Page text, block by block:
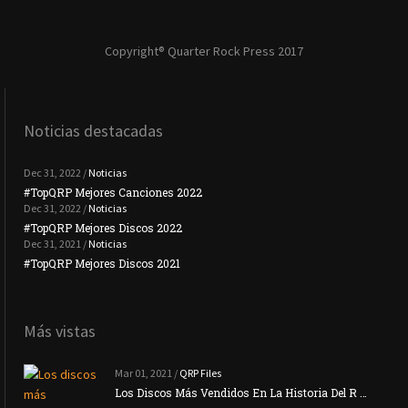
Copyright® Quarter Rock Press 2017
Noticias destacadas
Dec 31, 2022 / Noticias
#TopQRP Mejores Canciones 2022
Dec 31, 2022 / Noticias
#TopQRP Mejores Discos 2022
Dec 31, 2021 / Noticias
#TopQRP Mejores Discos 2021
Más vistas
Mar 01, 2021 / QRP Files
Los Discos Más Vendidos En La Historia Del R …